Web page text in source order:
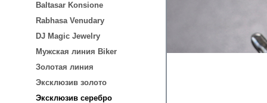
Baltasar Konsione
Rabhasa Venudary
DJ Magic Jewelry
Мужская линия Biker
Золотая линия
Эксклюзив золото
Эксклюзив серебро